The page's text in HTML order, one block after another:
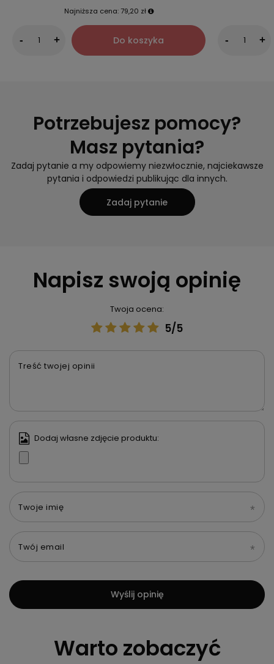
Najniższa cena: 79,20 zł
- + Do koszyka - +
Potrzebujesz pomocy?
Masz pytania?
Zadaj pytanie a my odpowiemy niezwłocznie, najciekawsze
pytania i odpowiedzi publikując dla innych.
Zadaj pytanie
Napisz swoją opinię
Twoja ocena:
5/5
Treść twojej opinii
Dodaj własne zdjęcie produktu:
Twoje imię
Twój email
Wyślij opinię
Warto zobaczyć